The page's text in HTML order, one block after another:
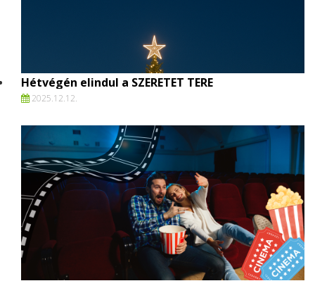
Hétvégén elindul a SZERETET TERE
2025.12.12.